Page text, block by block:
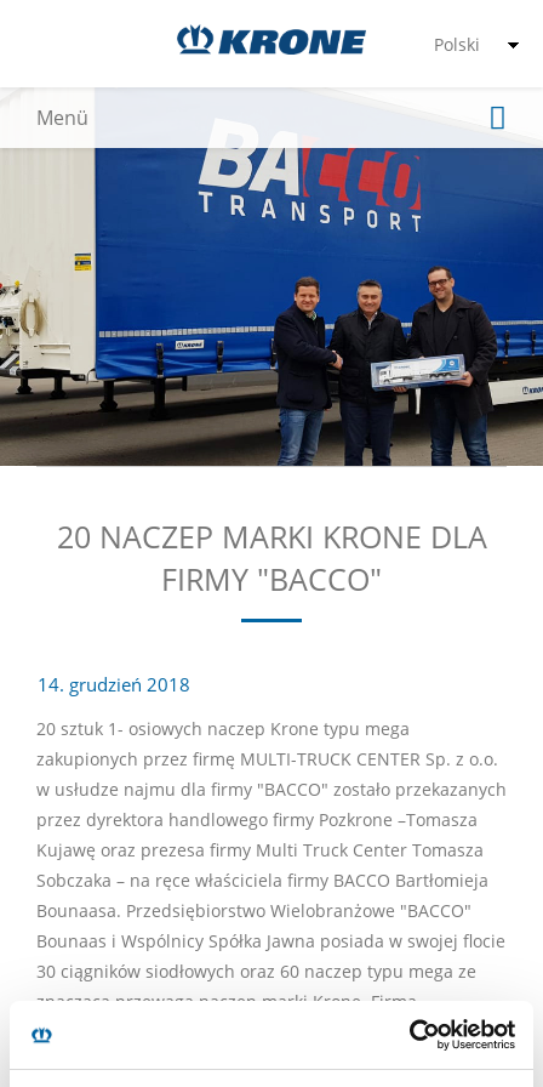
20 NACZEP MARKI KRONE DLA
FIRMY "BACCO"
14. grudzień 2018
20 sztuk 1- osiowych naczep Krone typu mega
zakupionych przez firmę MULTI-TRUCK CENTER Sp. z o.o.
w usłudze najmu dla firmy "BACCO" zostało przekazanych
przez dyrektora handlowego firmy Pozkrone –Tomasza
Kujawę oraz prezesa firmy Multi Truck Center Tomasza
Sobczaka – na ręce właściciela firmy BACCO Bartłomieja
Bounaasa. Przedsiębiorstwo Wielobranżowe "BACCO"
Bounaas i Wspólnicy Spółka Jawna posiada w swojej flocie
30 ciągników siodłowych oraz 60 naczep typu mega ze
znaczącą przewagą naczep marki Krone. Firma
utworzona przez Bartłomieja Bounaasa we wrześniu 2009